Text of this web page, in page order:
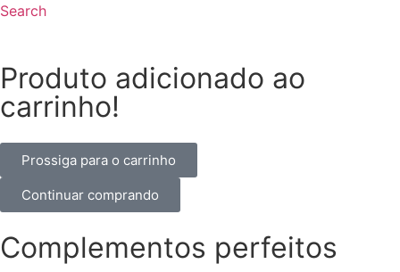
Search
Produto adicionado ao
carrinho!
Prossiga para o carrinho
Continuar comprando
Complementos perfeitos